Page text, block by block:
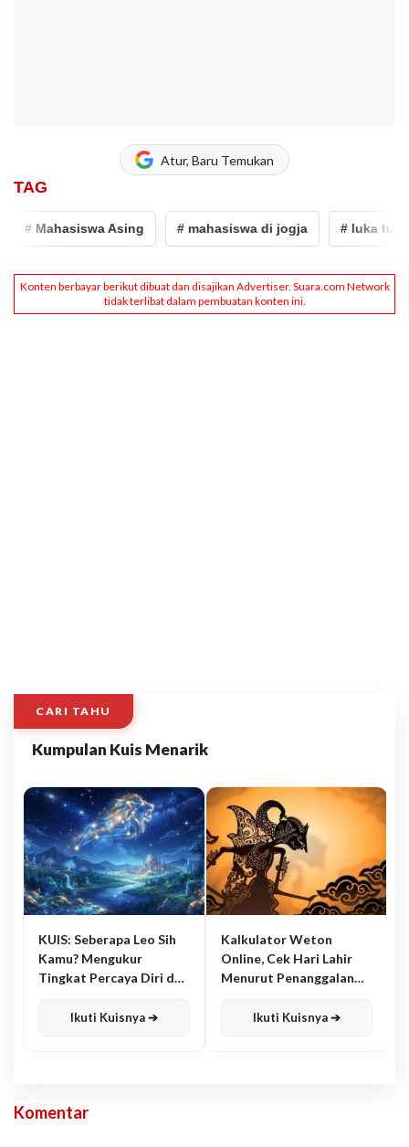
Atur, Baru Temukan
TAG
# Mahasiswa Asing # mahasiswa di jogja # luka
CARI TAHU
Kumpulan Kuis Menarik
KUIS: Seberapa Leo Sih
Kamu? Mengukur
Tingkat Percaya Diri dan
Ikuti Kuisnya ➔
Kalkulator Weton
Online, Cek Hari Lahir
Menurut Penanggalan
Ikuti Kuisnya ➔
Komentar